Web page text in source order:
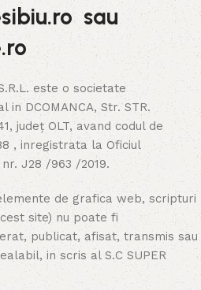
sau
este o societate
in DCOMANCA, Str. STR.
județ OLT, avand codul de
, inregistrata la Oficiul
J28 /963 /2019.
de grafica web, scripturi
site) nu poate fi
publicat, afisat, transmis sau
in scris al S.C SUPER